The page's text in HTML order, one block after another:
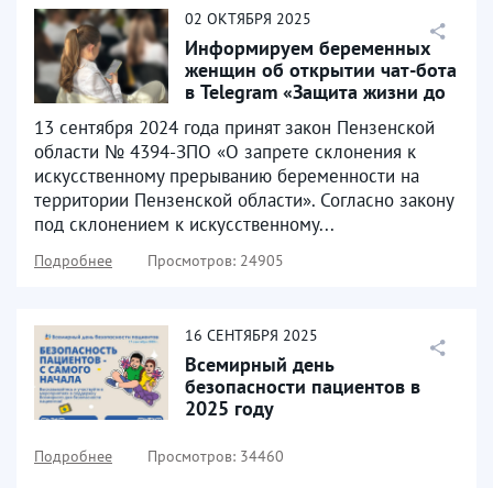
02 ОКТЯБРЯ 2025
Информируем беременных
женщин об открытии чат-бота
в Telegram «Защита жизни до
13 сентября 2024 года принят закон Пензенской
области № 4394-ЗПО «О запрете склонения к
искусственному прерыванию беременности на
территории Пензенской области». Согласно закону
под склонением к искусственному...
Подробнее Просмотров: 24905
16 СЕНТЯБРЯ 2025
Всемирный день
безопасности пациентов в
2025 году
Подробнее Просмотров: 34460